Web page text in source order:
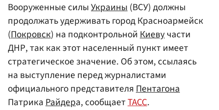
Вооруженные силыУкраины(ВСУ) должны
продолжать удерживать город Красноармейск
(Покровск) на подконтрольнойКиевучасти
ДНР, так как этот населенный пункт имеет
стратегическое значение. Об этом, ссылаясь
на выступление перед журналистами
официального представителяПентагона
ПатрикаРайдера, сообщаетТАСС.